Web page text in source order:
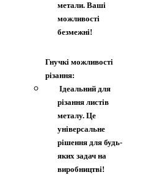
метали. Ваші
можливості
безмежні!
Гнучкі можливості
різання:
Ідеальний для
різання листів
металу. Це
універсальне
рішення для будь-
яких задач на
виробництві!